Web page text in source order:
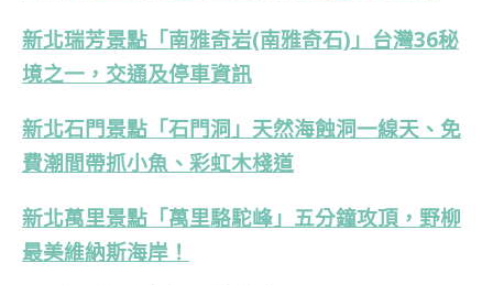
新北瑞芳景點「南雅奇岩(南雅奇石)」台灣36秘
境之一，交通及停車資訊
新北石門景點「石門洞」天然海蝕洞一線天、免
費潮間帶抓小魚、彩虹木棧道
新北萬里景點「萬里駱駝峰」五分鐘攻頂，野柳
最美維納斯海岸！